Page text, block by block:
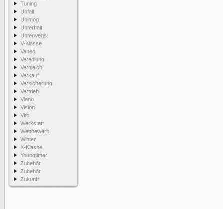
Tuning
Unfall
Unimog
Unterhalt
Unterwegs
V-Klasse
Vaneo
Veredlung
Vergleich
Verkauf
Versicherung
Vertrieb
Viano
Vision
Vito
Werkstatt
Wettbewerb
Winter
X-Klasse
Youngtimer
Zubehör
Zubehör
Zukunft